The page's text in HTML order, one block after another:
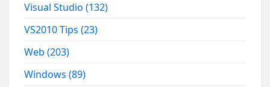
Visual Studio(132)
VS2010 Tips(23)
Web(203)
Windows(89)